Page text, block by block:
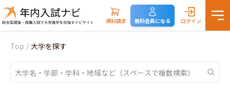
資料請求 無料会員になる ログイン
Top / 大学を探す